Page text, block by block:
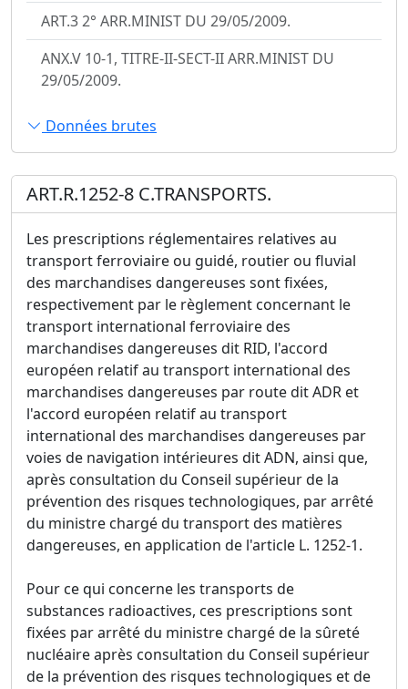
ART.3 2° ARR.MINIST DU 29/05/2009.
ANX.V 10-1, TITRE-II-SECT-II ARR.MINIST DU
29/05/2009.
Données brutes
ART.R.1252-8 C.TRANSPORTS.
Les prescriptions réglementaires relatives au
transport ferroviaire ou guidé, routier ou fluvial
des marchandises dangereuses sont fixées,
respectivement par le règlement concernant le
transport international ferroviaire des
marchandises dangereuses dit RID, l'accord
européen relatif au transport international des
marchandises dangereuses par route dit ADR et
l'accord européen relatif au transport
international des marchandises dangereuses par
voies de navigation intérieures dit ADN, ainsi que,
après consultation du Conseil supérieur de la
prévention des risques technologiques, par arrêté
du ministre chargé du transport des matières
dangereuses, en application de l'article L. 1252-1.
Pour ce qui concerne les transports de
substances radioactives, ces prescriptions sont
fixées par arrêté du ministre chargé de la sûreté
nucléaire après consultation du Conseil supérieur
de la prévention des risques technologiques et de